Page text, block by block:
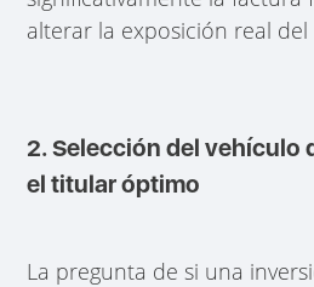
alterar la exposición real
2. Selección del vehículo
el titular óptimo
La pregunta de si una